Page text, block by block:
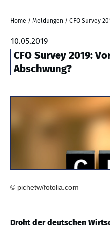
Home / Meldungen /
10.05.2019
CFO Survey 2019:
Abschwung?
© pichetw/fotolia.com
Droht der deutschen